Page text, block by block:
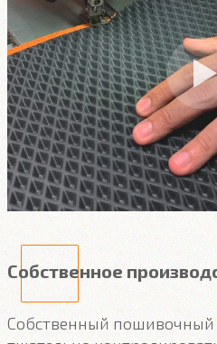
Собственное
Собственный пошивочный